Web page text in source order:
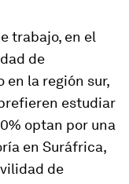
trabajo, en el
de
en la región sur,
estudiar
optan por una
en Suráfrica,
de